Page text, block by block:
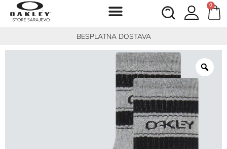
0
BESPLATNA DOSTAVA